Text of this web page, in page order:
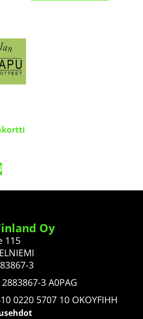
Oy
115
3
3 A0PAG
0220 5707 10 OKOYFIHH